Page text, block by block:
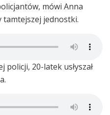
mówi Anna
tamtejszej jednostki.
policji, 20-latek usłyszał